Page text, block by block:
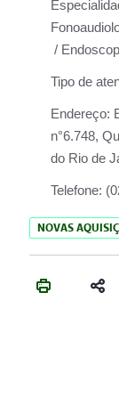
/
Tipo de
Endereço:
n°6.748,
do Rio de
Telefone:
NOVAS